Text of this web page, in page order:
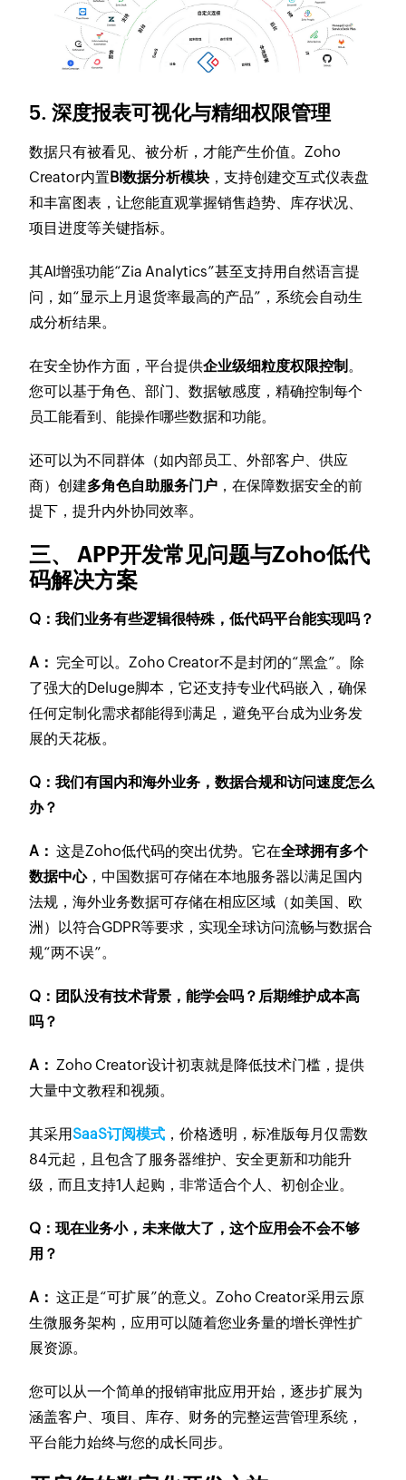
5. 深度报表可视化与精细权限管理
数据只有被看见、被分析，才能产生价值。Zoho
Creator内置BI数据分析模块 ，支持创建交互式仪表盘
和丰富图表，让您能直观掌握销售趋势、库存状况、
项目进度等关键指标。
其AI增强功能“Zia Analytics”甚至支持用自然语言提
问，如“显示上月退货率最高的产品”，系统会自动生
成分析结果。
在安全协作方面，平台提供企业级细粒度权限控制 。
您可以基于角色、部门、数据敏感度，精确控制每个
员工能看到、能操作哪些数据和功能。
还可以为不同群体（如内部员工、外部客户、供应
商）创建多角色自助服务门户 ，在保障数据安全的前
提下，提升内外协同效率。
三、 APP开发常见问题与Zoho低代
码解决方案
Q：我们业务有些逻辑很特殊，低代码平台能实现吗？
A： 完全可以。Zoho Creator不是封闭的“黑盒”。除
了强大的Deluge脚本，它还支持专业代码嵌入，确保
任何定制化需求都能得到满足，避免平台成为业务发
展的天花板。
Q：我们有国内和海外业务，数据合规和访问速度怎么
办？
A： 这是Zoho低代码的突出优势。它在全球拥有多个
数据中心，中国数据可存储在本地服务器以满足国内
法规，海外业务数据可存储在相应区域（如美国、欧
洲）以符合GDPR等要求，实现全球访问流畅与数据合
规“两不误”。
Q：团队没有技术背景，能学会吗？后期维护成本高
吗？
A： Zoho Creator设计初衷就是降低技术门槛，提供
大量中文教程和视频。
其采用SaaS订阅模式 ，价格透明，标准版每月仅需数
84元起，且包含了服务器维护、安全更新和功能升
级，而且支持1人起购，非常适合个人、初创企业。
Q：现在业务小，未来做大了，这个应用会不会不够
用？
A： 这正是“可扩展”的意义。Zoho Creator采用云原
生微服务架构，应用可以随着您业务量的增长弹性扩
展资源。
您可以从一个简单的报销审批应用开始，逐步扩展为
涵盖客户、项目、库存、财务的完整运营管理系统，
平台能力始终与您的成长同步。